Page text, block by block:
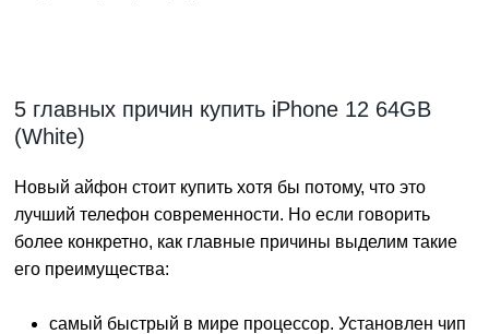
5 главных причин купить iPhone 12 64GB
(White)
Новый айфон стоит купить хотя бы потому, что это
лучший телефон современности. Но если говорить
более конкретно, как главные причины выделим такие
его преимущества:
самый быстрый в мире процессор. Установлен чип